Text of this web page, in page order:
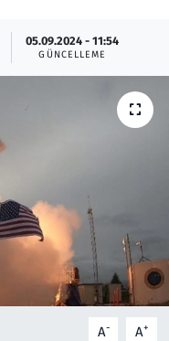
05.09.2024 - 11:54
GÜNCELLEME
A- A+